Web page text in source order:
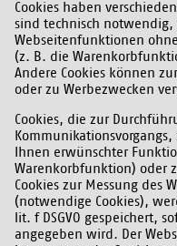
Cookies haben
sind technisch notwendig,
Webseitenfunktionen
(z. B. die
Andere Cookies können
oder zu Werbezwecken
Cookies, die zur
Ihnen erwünschter
Warenkorbfunktion) oder
Cookies zur Messung des
(notwendige Cookies),
lit. f DSGVO gespeichert,
angegeben wird. Der